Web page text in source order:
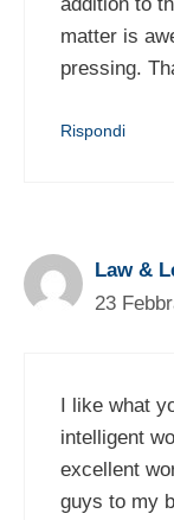
matter is
pressing.
Rispondi
Law &
23
I like what
intelligent
excellent
guys to my